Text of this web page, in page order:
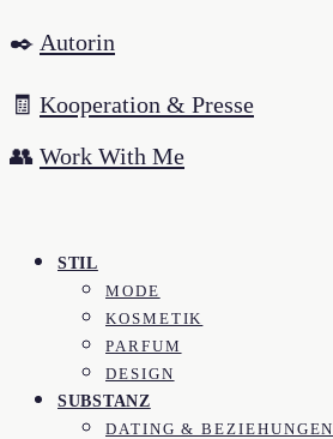
✒️ Autorin
🧾 Kooperation & Presse
👥 Work With Me
STIL
MODE
KOSMETIK
PARFUM
DESIGN
SUBSTANZ
DATING & BEZIEHUNGEN